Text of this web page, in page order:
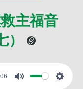
主福音
）